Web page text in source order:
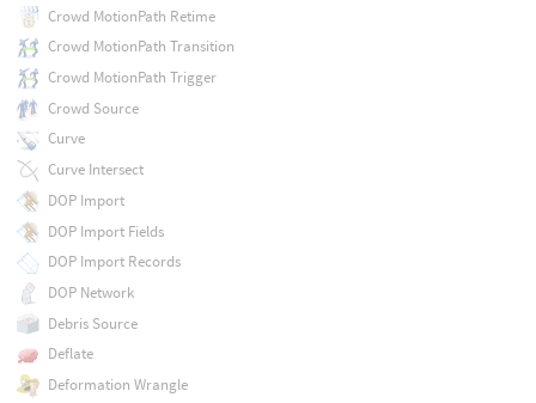
Crowd MotionPath Retime
Crowd MotionPath Transition
Crowd MotionPath Trigger
Crowd Source
Curve
Curve Intersect
DOP Import
DOP Import Fields
DOP Import Records
DOP Network
Debris Source
Deflate
Deformation Wrangle